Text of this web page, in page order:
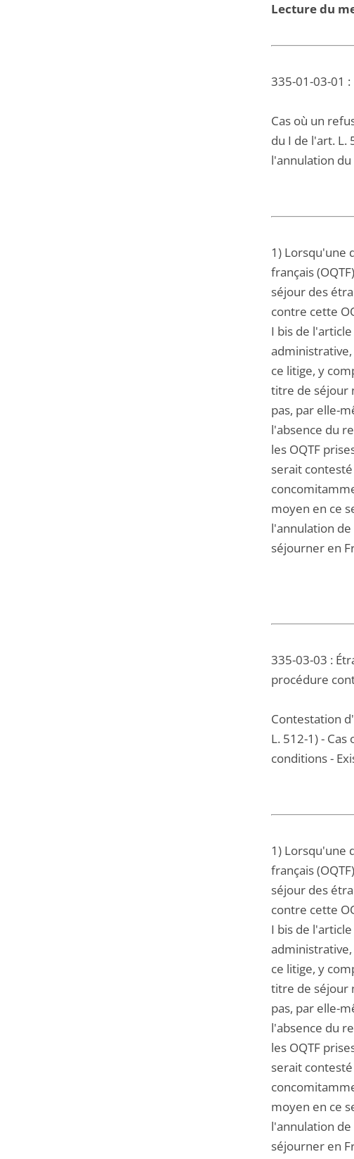
Lecture du
335-01-03-01
Cas où un
du I de l'art. L.
l'annulation
1) Lorsqu'une
français
séjour des
contre cette
I bis de
ce litige, y
titre de séjour
pas, par elle-
l'absence du
les OQTF
serait
moyen en ce
l'annulation
séjourner en
335-03-03 :
procédure
Contestation
L. 512-1) -
conditions -
1) Lorsqu'une
français
séjour des
contre cette
I bis de
ce litige, y
titre de séjour
pas, par elle-
l'absence du
les OQTF
serait
moyen en ce
l'annulation
séjourner en